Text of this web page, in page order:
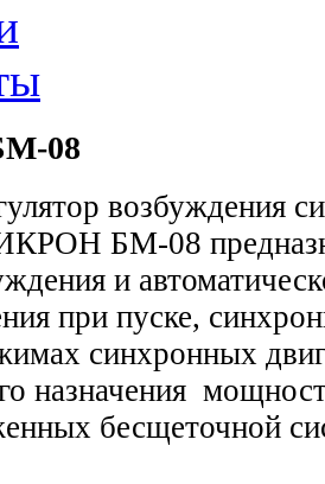
08
возбуждения
БМ-08
и
при пуске,
синхронных
назначения
бесщеточной